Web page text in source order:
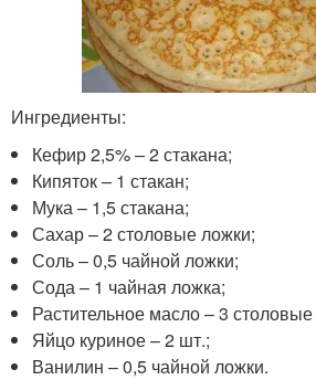
Ингредиенты:
Кефир 2,5% – 2 стакана;
Кипяток – 1 стакан;
Мука – 1,5 стакана;
Сахар – 2 столовые ложки;
Соль – 0,5 чайной ложки;
Сода – 1 чайная ложка;
Растительное масло – 3
Яйцо куриное – 2 шт.;
Ванилин – 0,5 чайной ложки.